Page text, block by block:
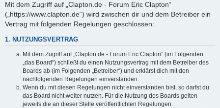
Mit dem Zugriff auf „Clapton.de - Forum Eric Clapton“
(„https://www.clapton.de“) wird zwischen dir und dem Betreiber ein
Vertrag mit folgenden Regelungen geschlossen:
1. NUTZUNGSVERTRAG
Mit dem Zugriff auf „Clapton.de - Forum Eric Clapton“ (im Folgenden
„das Board“) schließt du einen Nutzungsvertrag mit dem Betreiber des
Boards ab (im Folgenden „Betreiber“) und erklärst dich mit den
nachfolgenden Regelungen einverstanden.
Wenn du mit diesen Regelungen nicht einverstanden bist, so darfst du
das Board nicht weiter nutzen. Für die Nutzung des Boards gelten
jeweils die an dieser Stelle veröffentlichten Regelungen.